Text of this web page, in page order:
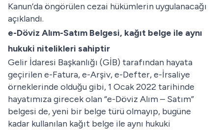
Kanun’da öngörülen cezai hükümlerin uygulanacağı
açıklandı.
e-Döviz Alım-Satım Belgesi, kağıt belge ile aynı
hukuki nitelikleri sahiptir
Gelir İdaresi Başkanlığı (GİB) tarafından hayata
geçirilen e-Fatura, e-Arşiv, e-Defter, e-İrsaliye
örneklerinde olduğu gibi, 1 Ocak 2022 tarihinde
hayatımıza girecek olan “e-Döviz Alım – Satım”
belgesi de, yeni bir belge türü olmayıp, bugüne
kadar kullanılan kağıt belge ile aynı hukuki